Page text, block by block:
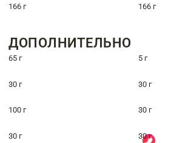
166 г 166 г
ДОПОЛНИТЕЛЬНО
65 г 5 г
30 г 30 г
100 г 30 г
30 г 30 г